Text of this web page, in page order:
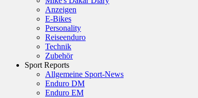
Anzeigen
E-Bikes
Personality
Reiseenduro
Technik
Zubehör
Sport Reports
Allgemeine Sport-News
Enduro DM
Enduro EM